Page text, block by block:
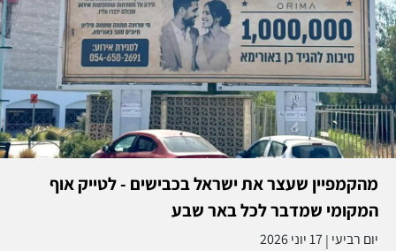
מהקמפיין שעצר את ישראל בכבישים - לטייק אוף
המקומי שמדבר לכל באר שבע
יום רביעי |17 יוני 2026